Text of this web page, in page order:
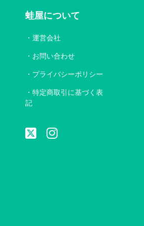
蛙屋について
運営会社
お問い合わせ
プライバシーポリシー
特定商取引に基づく表
記